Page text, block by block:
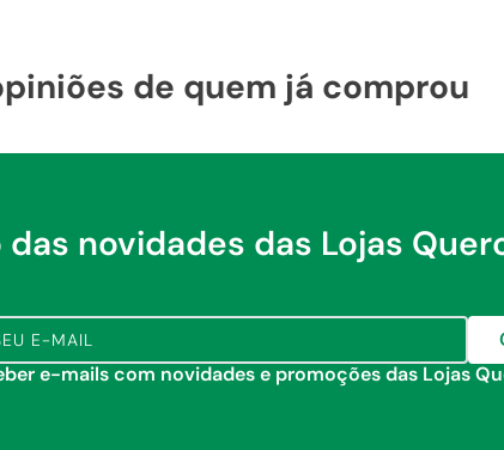
de quem já comprou
novidades das Lojas
e-mails com novidades e promoções das Lojas